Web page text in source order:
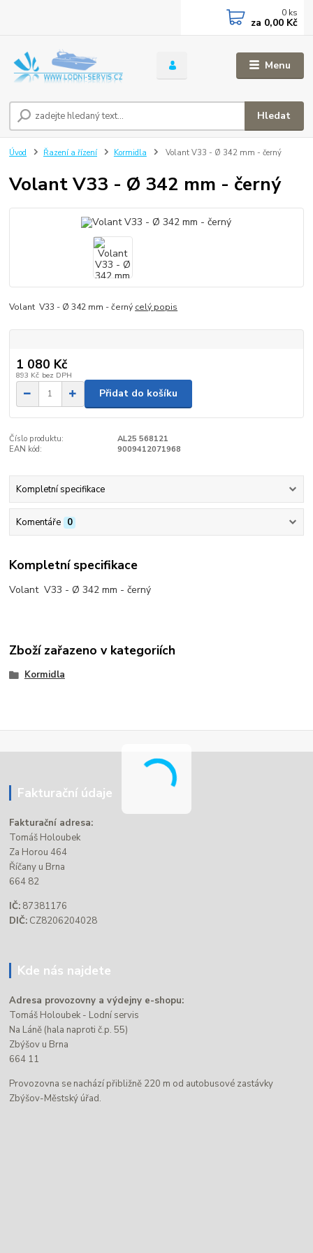
Menu
Hledat
0 ks
za 0,00 Kč
Úvod Řazení a řízení Kormidla Volant V33 - Ø 342 mm - černý
Volant V33 - Ø 342 mm - černý
Volant V33 - Ø 342 mm - černý celý popis
1 080 Kč
893 Kč bez DPH
Přidat do košíku
Číslo produktu:
AL25 568121
EAN kód:
9009412071968
Kompletní specifikace
Komentáře 0
Kompletní specifikace
Volant V33 - Ø 342 mm - černý
Zboží zařazeno v kategoriích
Kormidla
Fakturační údaje
Fakturační adresa:
Tomáš Holoubek
Za Horou 464
Říčany u Brna
664 82
IČ: 87381176
DIČ: CZ8206204028
Kde nás najdete
Adresa provozovny a výdejny e-shopu:
Tomáš Holoubek - Lodní servis
Na Láně (hala naproti č.p. 55)
Zbýšov u Brna
664 11
Provozovna se nachází přibližně 220 m od autobusové zastávky
Zbýšov-Městský úřad.